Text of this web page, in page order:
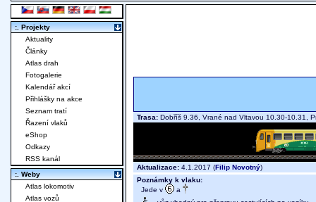
Trasa: Dobříš 9.36, Vrané nad Vltavou 10.30-10.31,
Aktualizace: 4.1.2017 (Filip Novotný)
Poznámky k vlaku:
Jede v
a
:. Projekty
Aktuality
Články
Atlas drah
Fotogalerie
Kalendář akcí
Přihlášky na akce
Seznam tratí
Řazení vlaků
eShop
Odkazy
RSS kanál
:. Weby
Atlas lokomotiv
Atlas vozů